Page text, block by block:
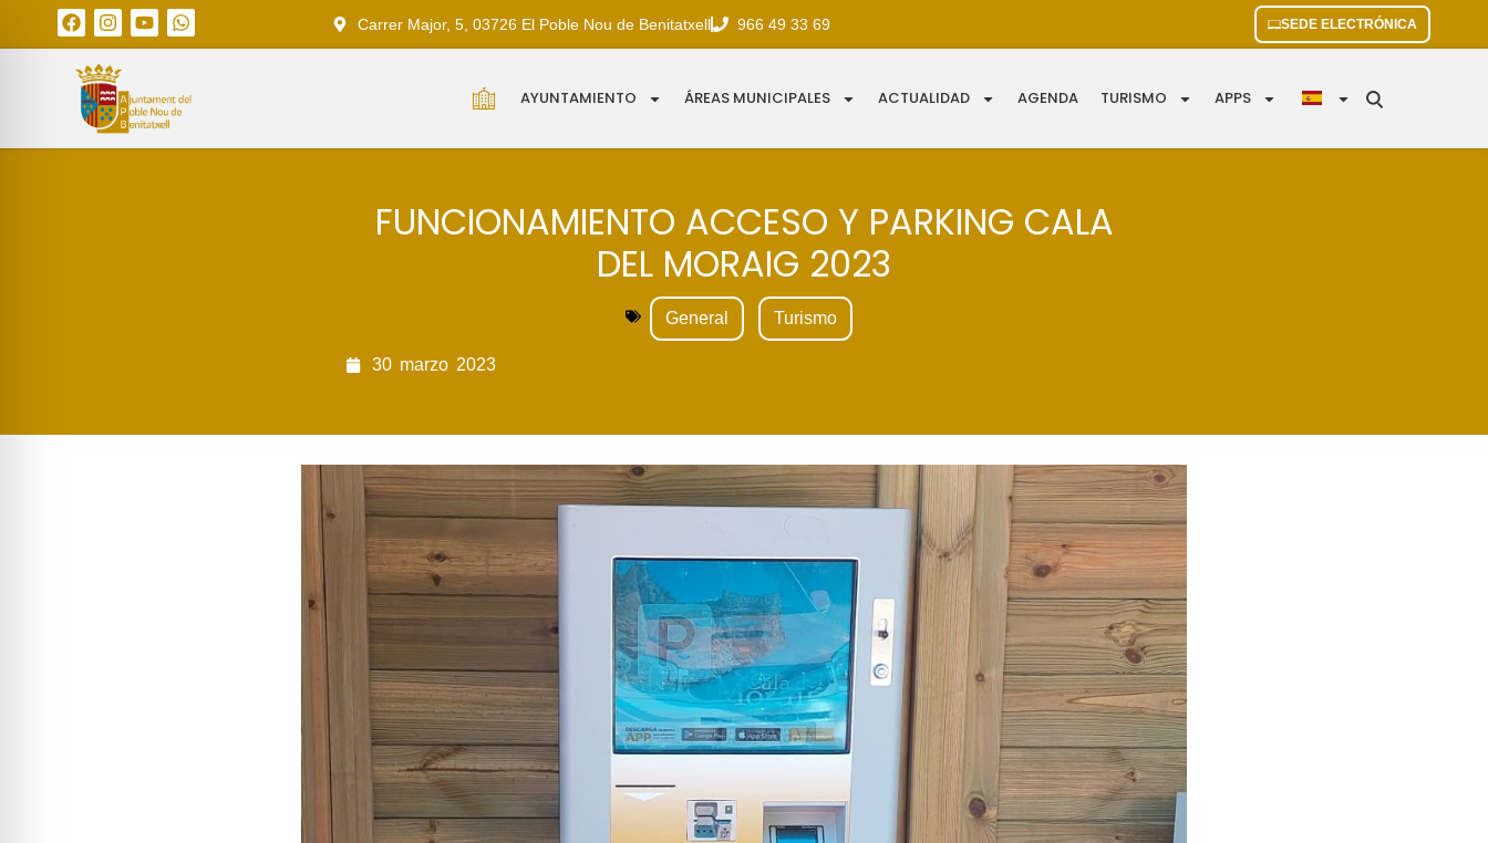
Carrer Major, 5, 03726 El Poble Nou de Benitatxell 966 49 33 69 SEDE ELECTRÓNICA
AYUNTAMIENTO ÁREAS MUNICIPALES ACTUALIDAD AGENDA TURISMO APPS
FUNCIONAMIENTO ACCESO Y PARKING CALA
DEL MORAIG 2023
General Turismo
30 marzo 2023